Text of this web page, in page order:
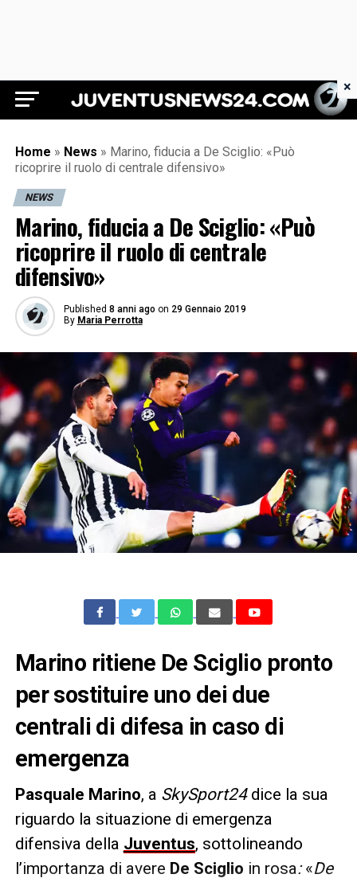
Juventus News 24
Home » News » Marino, fiducia a De Sciglio: «Può
ricoprire il ruolo di centrale difensivo»
NEWS
Marino, fiducia a De Sciglio: «Può
ricoprire il ruolo di centrale
difensivo»
Published 8 anni ago on 29 Gennaio 2019
By Maria Perrotta
Marino ritiene De Sciglio pronto
per sostituire uno dei due
centrali di difesa in caso di
emergenza
Pasquale Marino, a SkySport24dice la sua
riguardo la situazione di emergenza
difensiva della Juventus, sottolineando
l’importanza di avere De Sciglio in rosa:«De
×